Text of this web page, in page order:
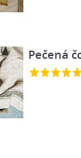
Pečená